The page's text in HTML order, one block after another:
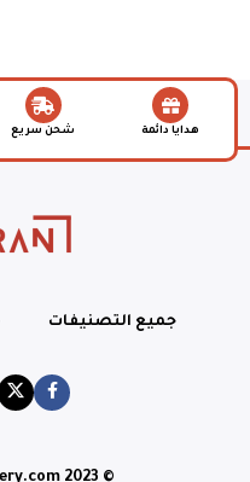
هدايا دائمة شحن سريع
جميع التصنيفات
© tayaran-home-delivery.com 2023